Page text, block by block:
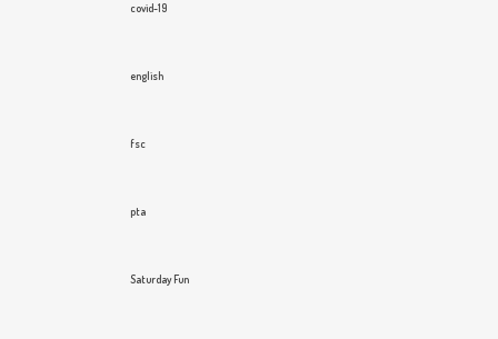
covid-19
english
fsc
pta
Saturday Fun